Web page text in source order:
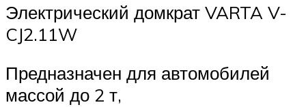
Электрический домкрат VARTA V-
CJ2.11W
Предназначен для автомобилей
массой до 2 т,